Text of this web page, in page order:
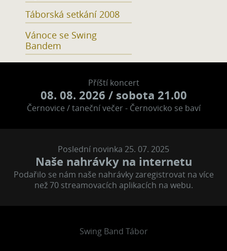
Táborská setkání 2008
Vánoce se Swing
Bandem
Příští koncert
08. 08. 2026 / sobota 21.00
Černovice / taneční večer - Černovicko se baví
Poslední novinka 25. 07. 2025
Naše nahrávky na internetu
Podařilo se nám naše nahrávky zaregistrovat na více
než 70 streamovacích aplikacích na webu.
Swing Band Tábor